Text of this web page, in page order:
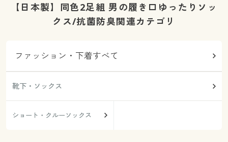
【日本製】同色2足組 男の履き口ゆったりソッ
クス/抗菌防臭関連カテゴリ
ファッション・下着すべて
靴下・ソックス
ショート・クルーソックス